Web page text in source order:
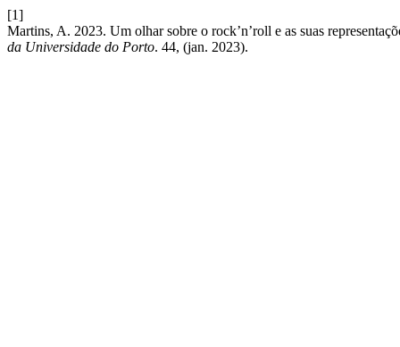
[1]
Martins, A. 2023. Um olhar sobre o rock’n’roll e as suas
da Universidade do Porto. 44, (jan. 2023).